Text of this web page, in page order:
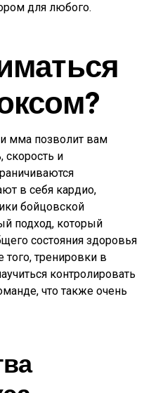
для любого.
мма позволит вам
скорость и
в себя кардио,
бойцовской
подход, который
состояния здоровья
тренировки в
контролировать
что также очень